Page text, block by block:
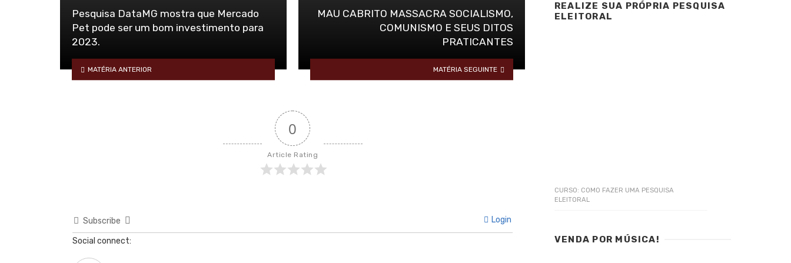
Pesquisa DataMG mostra que Mercado
Pet pode ser um bom investimento para
2023.
MATÉRIA ANTERIOR
MAU CABRITO MASSACRA SOCIALISMO,
COMUNISMO E SEUS DITOS
PRATICANTES
MATÉRIA SEGUINTE
0
Article Rating
Subscribe Login
Social connect:
REALIZE SUA PRÓPRIA PESQUISA
ELEITORAL
CURSO: COMO FAZER UMA PESQUISA
ELEITORAL
VENDA POR MÚSICA!